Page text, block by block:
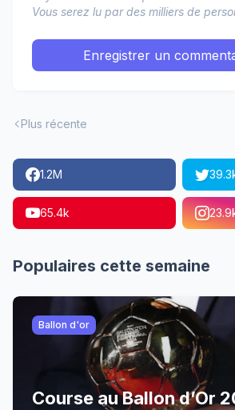
Vous serez lu par des milliers de
Enregistrer un
Plus récente
1.2M
65.4k
Populaires cette semaine
Ballon d'or
Course au Ballon d’Or